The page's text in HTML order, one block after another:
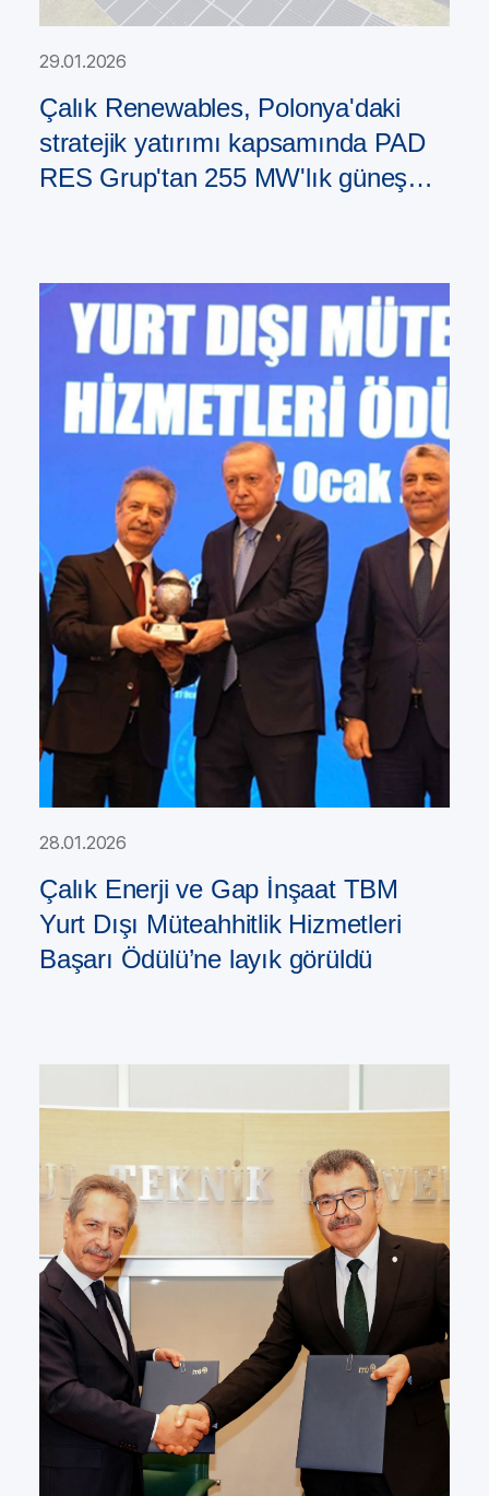
29.01.2026
Çalık Renewables, Polonya'daki
stratejik yatırımı kapsamında PAD
RES Grup'tan 255 MW'lık güneş
28.01.2026
Çalık Enerji ve Gap İnşaat TBM
Yurt Dışı Müteahhitlik Hizmetleri
Başarı Ödülü’ne layık görüldü